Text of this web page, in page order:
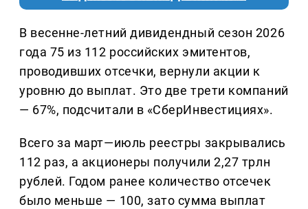
В весенне-летний дивидендный сезон 2026
года 75 из 112 российских эмитентов,
проводивших отсечки, вернули акции к
уровню до выплат. Это две трети компаний
— 67%, подсчитали в «СберИнвестициях».
Всего за март—июль реестры закрывались
112 раз, а акционеры получили 2,27 трлн
рублей. Годом ранее количество отсечек
было меньше — 100, зато сумма выплат